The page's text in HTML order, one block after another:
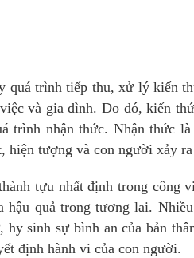
quá trình tiếp thu, xử lý kiến
và gia đình. Do đó, kiến
trình nhận thức. Nhận thức
hiện tượng và con người xảy
tựu nhất định trong công
hậu quả trong tương lai.
hy sinh sự bình an của bản
định hành vi của con người.